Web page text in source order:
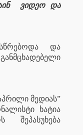
ვიდეო და
და
მედიას”
ხატია
შეპასუხება